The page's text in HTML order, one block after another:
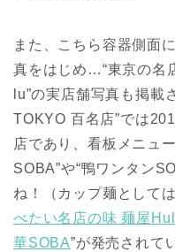
また、こちら容器側面
真をはじめ…“東京の名
lu”の実店舗写真も掲載
TOKYO 百名店”では
店であり、看板メニュ
SOBA”や“鴨ワンタン
ね！（カップ麺として
べたい名店の味 麺屋
華SOBA”が発売されて